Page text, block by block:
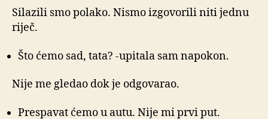
Silazili smo polako. Nismo izgovorili niti jednu
riječ.
Što ćemo sad, tata? -upitala sam napokon.
Nije me gledao dok je odgovarao.
Prespavat ćemo u autu. Nije mi prvi put.